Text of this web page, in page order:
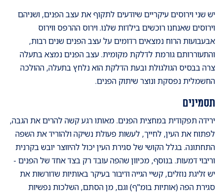
יש שני וירוסים עיקריים שיודעים לתקוף את עצב הפנים, ושניהם
וירוסים שאנחנו רוכשים בילדות שלנו. וירוס ההרפס ווירוס
אבעבועות הרוח נמצאים רדומים על עצב הפנים שנים רבות,
והתעוררותם גורמת לדלקת מקומית. עצב הפנים נמצא בתעלה
צרה בבסיס הגולגולת ובעת הדלקת הוא נלחץ בתעלה, ההולכה
החשמלית נפסקת ונוצר שיתוק הפנים.
תסמינים
ירידה תפקודית במחצית הפנים. מאותו רגע קשה להרים את הגבה,
לפתוח את העין, לחייך, לעשות פעולת נשיקה ולהוריד את השפה
התחתונה. בגלל הקושי של סגירת העין יכול להיווצר יובש בקרנית
וריבוי דמעות. בנוסף, מכיוון שהפה עובד רק בצד אחד של הפנים -
יש זליגת נוזלים, קשיי הגייה ודיבור בעיקר באותיות שדורשות את
סגירת הפה (אותיות בומ"ף) וגם, מן הסתם, השלכות נפשיות